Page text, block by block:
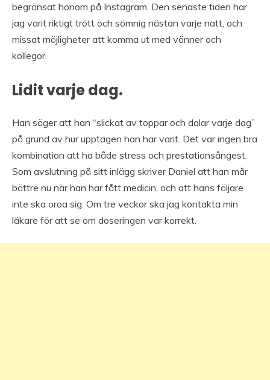
begränsat honom på Instagram. Den senaste tiden har
jag varit riktigt trött och sömnig nästan varje natt, och
missat möjligheter att komma ut med vänner och
kollegor.
Lidit varje dag.
Han säger att han “slickat av toppar och dalar varje dag”
på grund av hur upptagen han har varit. Det var ingen bra
kombination att ha både stress och prestationsångest.
Som avslutning på sitt inlägg skriver Daniel att han mår
bättre nu när han har fått medicin, och att hans följare
inte ska oroa sig. Om tre veckor ska jag kontakta min
läkare för att se om doseringen var korrekt.